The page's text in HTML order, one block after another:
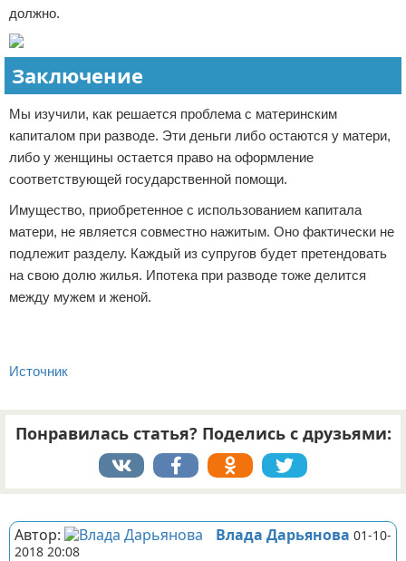
должно.
Заключение
Мы изучили, как решается проблема с материнским
капиталом при разводе. Эти деньги либо остаются у матери,
либо у женщины остается право на оформление
соответствующей государственной помощи.
Имущество, приобретенное с использованием капитала
матери, не является совместно нажитым. Оно фактически не
подлежит разделу. Каждый из супругов будет претендовать
на свою долю жилья. Ипотека при разводе тоже делится
между мужем и женой.
Источник
Понравилась статья? Поделись с друзьями:
Автор: Влада Дарьянова 01-10-
2018 20:08